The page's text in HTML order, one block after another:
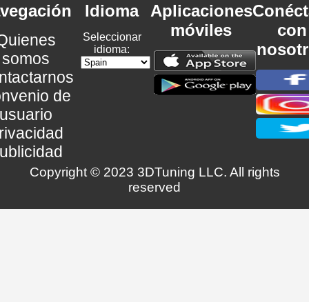
somos
de
Idioma
Seleccionar
idioma:
Aplicaciones
móviles
con
Copyright © 2023 3DTuning LLC. All rights
reserved